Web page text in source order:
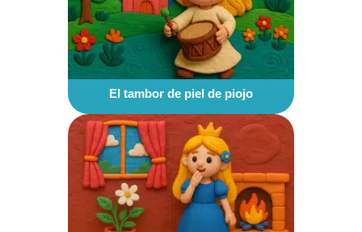
El tambor de piel de piojo